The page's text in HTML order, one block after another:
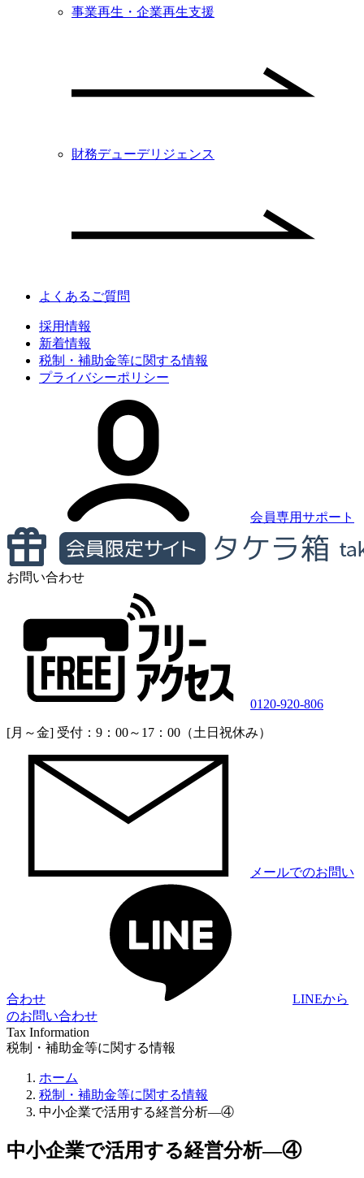
事業再生・企業再生支援
財務デューデリジェンス
よくあるご質問
採用情報
新着情報
税制・補助金等に関する情報
プライバシーポリシー
会員専用サポート
お問い合わせ
0120-920-806
[月～金] 受付：9：00～17：00（土日祝休み）
メールでのお問い
合わせ
LINEから
のお問い合わせ
Tax Information
税制・補助金等に関する情報
ホーム
税制・補助金等に関する情報
中小企業で活用する経営分析―④
中小企業で活用する経営分析―④